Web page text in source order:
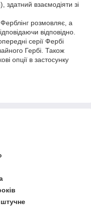
взаємодіяти зі
розмовляє, а
відповідно.
серії Фербі
Гербі. Також
опції в застосунку